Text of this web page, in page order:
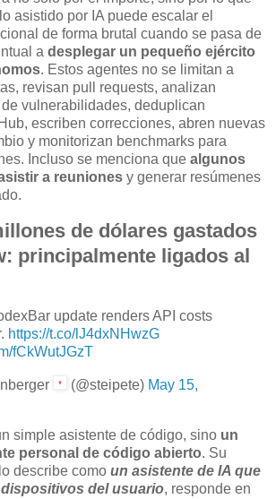
asistido por IA puede escalar el
de forma brutal cuando se pasa de
a desplegar un pequeño ejército
. Estos agentes no se limitan a
revisan pull requests, analizan
vulnerabilidades, deduplican
escriben correcciones, abren nuevas
y monitorizan benchmarks para
Incluso se menciona que algunos
a reuniones y generar resúmenes
de dólares gastados
principalmente ligados al
update renders API costs
https://t.co/lJ4dxNHwzG
fCkWutJGzT
(@steipete) May 15,
simple asistente de código, sino un
personal de código abierto. Su
describe como un asistente de IA que
del usuario, responde en